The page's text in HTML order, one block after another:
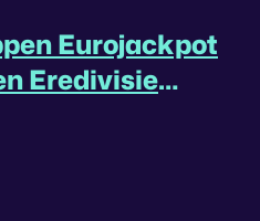
Eurojackpot
Eredivisie